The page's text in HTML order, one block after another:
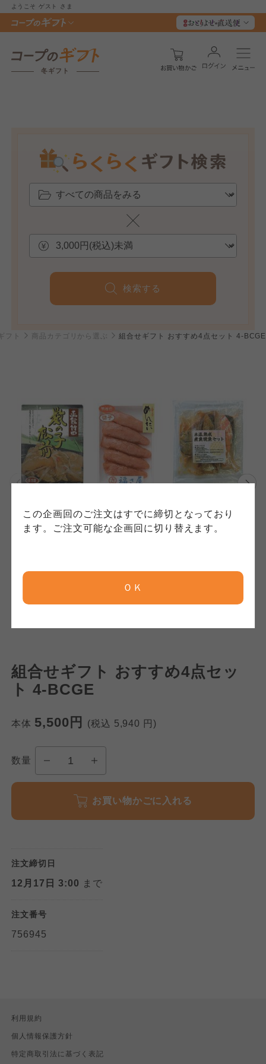
この企画回のご注文はすでに締切となっており
ます。ご注文可能な企画回に切り替えます。
ＯＫ
ようこそ ゲスト さま
冬ギフト
検索する
ト 商品カテゴリから選ぶ 組合せギフト おすすめ4点セット 4-BCGE
組合せギフト おすすめ4点セッ
ト 4-BCGE
本体 5,500円 (税込 5,940 円)
数量
お買い物かごに入れる
注文締切日
12月17日 3:00 まで
注文番号
756945
利用規約
個人情報保護方針
特定商取引法に基づく表記
コープきんき事業連合が運営しています。ご自
身が加入されている生協が定める利用約款をご
確認のうえ、ご利用ください。なお、クチコミ
投稿については、利用約款の細則として規定さ
れています。
コープしが
ならコープ
よどがわ市民生協
個人情報保護方針について
連合、ならびに各生協の「個人情報保護方針」
にもどづいて、コープ事業連合が適切に管理を
おこなっています。
コープ事業連合、ならびに各生協の「個人情報
保護方針」については各生協のボタンをクリッ
クしてご確認ください。
コープしが
ならコープ
大阪いずみ市民生協
コープきんき事業連合が運営しています。販売
責任者は、それぞれご利用の生協となります。
各生協の「特定商取引法に基づく表記につい
て」については各生協のボタンをクリックして
ご確認ください。
コープしが
ならコープ
よどがわ市民生協